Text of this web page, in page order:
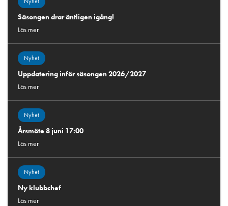
Säsongen drar äntligen igång!
Läs mer
Nyhet
Uppdatering inför säsongen 2026/2027
Läs mer
Nyhet
Årsmöte 8 juni 17:00
Läs mer
Nyhet
Ny klubbchef
Läs mer